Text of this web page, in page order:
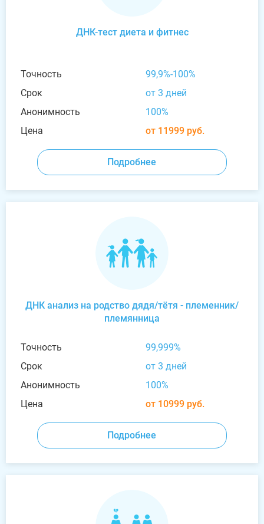
ДНК-тест диета и фитнес
Точность
99,9%-100%
Срок
от 3 дней
Анонимность
100%
Цена
от 11999 руб.
Подробнее
ДНК анализ на родство дядя/тётя - племенник/
племянница
Точность
99,999%
Срок
от 3 дней
Анонимность
100%
Цена
от 10999 руб.
Подробнее